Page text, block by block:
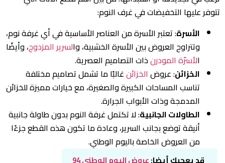
تتوفر عليها التخفيضات في غرف النوم:
الأسرة: تعتبر الأسرة من العناصر الأساسية في أي غرفة نوم،
وتتراوح العروض بين الأسرة الخشبية، والسرير المزدوج، وأيضًا
الأسرّة المودرنذات التصاميم العصرية.
الخزائن: عروض الخزائنغالبًا ما تشمل تصاميم مختلفة
تناسب المساحات الكبيرة والصغيرة، مع خيارات مميزة للخزائن
المدمجة وذات الأبواب الجرارة.
الطاولات الجانبية: لا تكتمل غرفة النوم بدون طاولة جانبية
أنيقة توضع بجانب السرير، وعادة ما تكون هذه القطع جزءًا
من العروض الخاصة باليوم الوطني.
قد يعجبك أيضا:عروض اليوم الوطني 94